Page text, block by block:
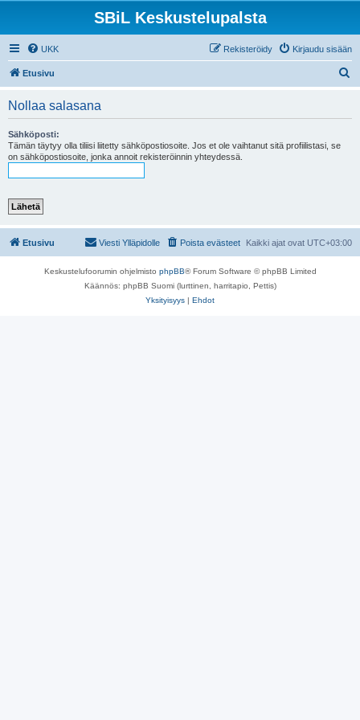
SBiL Keskustelupalsta
UKK Kirjaudu sisään
Rekisteröidy
Etusivu
Nollaa salasana
Sähköposti:
Tämän täytyy olla tiliisi liitetty sähköpostiosoite. Jos et ole vaihtanut sitä profiilistasi, se
on sähköpostiosoite, jonka annoit rekisteröinnin yhteydessä.
Etusivu Kaikki ajat ovat UTC+03:00
Poista evästeet
Viesti Ylläpidolle
Keskustelufoorumin ohjelmisto phpBB® Forum Software © phpBB Limited
Käännös: phpBB Suomi (lurttinen, harritapio, Pettis)
Yksityisyys | Ehdot